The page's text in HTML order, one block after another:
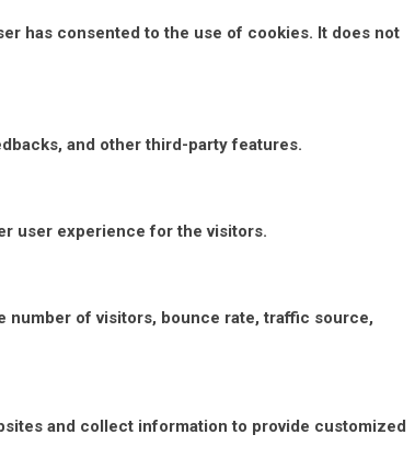
has consented to the use of cookies. It does not
and other third-party features.
user experience for the visitors.
number of visitors, bounce rate, traffic source,
and collect information to provide customized